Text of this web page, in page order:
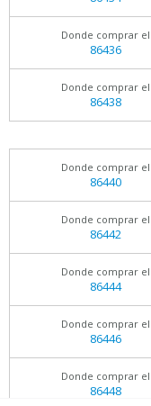
Donde comprar el
86436
Donde comprar el
86438
Donde comprar el
86440
Donde comprar el
86442
Donde comprar el
86444
Donde comprar el
86446
Donde comprar el
86448